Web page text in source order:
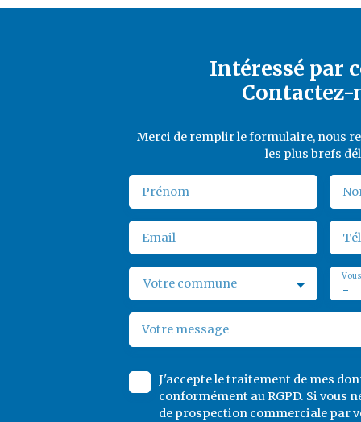
Intéressé par
Contactez-
Merci de remplir le formulaire, nous
les plus brefs
Prénom
Email
Votre commune -
Votre message
J'accepte le traitement de mes
conformément au RGPD. Si vous
de prospection commerciale par